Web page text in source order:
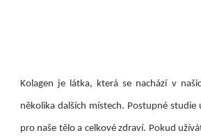
Kolagen je látka, která se nachází v
několika dalších místech. Postupné studie
pro naše tělo a celkové zdraví. Pokud